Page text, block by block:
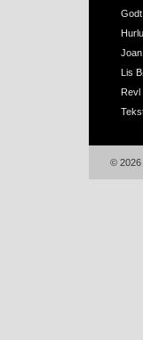
Lis
Revl
© 2026